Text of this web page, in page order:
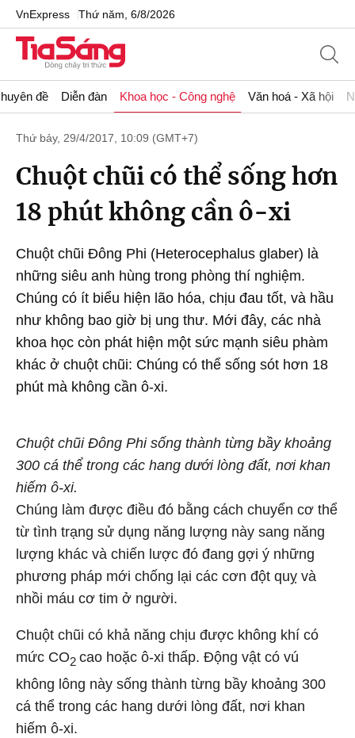
VnExpress Thứ năm, 6/8/2026
đề Diễn đàn Khoa học - Công nghệ Văn hoá - Xã hội
Thứ bảy, 29/4/2017, 10:09 (GMT+7)
Chuột chũi có thể sống hơn
18 phút không cần ô-xi
Chuột chũi Đông Phi (Heterocephalus glaber) là
những siêu anh hùng trong phòng thí nghiệm.
Chúng có ít biểu hiện lão hóa, chịu đau tốt, và hầu
như không bao giờ bị ung thư. Mới đây, các nhà
khoa học còn phát hiện một sức mạnh siêu phàm
khác ở chuột chũi: Chúng có thể sống sót hơn 18
phút mà không cần ô-xi.
Chuột chũi Đông Phi sống thành từng bầy khoảng
300 cá thể trong các hang dưới lòng đất, nơi khan
hiếm ô-xi.
Chúng làm được điều đó bằng cách chuyển cơ thể
từ tình trạng sử dụng năng lượng này sang năng
lượng khác và chiến lược đó đang gợi ý những
phương pháp mới chống lại các cơn đột quỵ và
nhồi máu cơ tim ở người.
Chuột chũi có khả năng chịu được không khí có
mức CO2 cao hoặc ô-xi thấp. Động vật có vú
không lông này sống thành từng bầy khoảng 300
cá thể trong các hang dưới lòng đất, nơi khan
hiếm ô-xi.